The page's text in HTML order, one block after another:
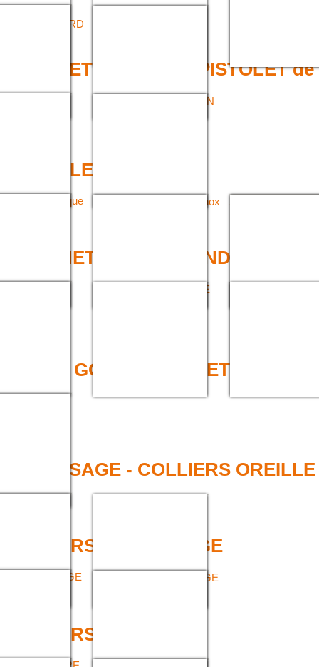
RACCORD
PISTOLET LAVAGE et PISTOLET
CANNES D’ASPIRATION
ENROULEUR
automatique
Enrouleur automatique Inox
MANCHETTE POUR L’INDUSTRIE
A
MANCHETTES NITRILE
JOINTS GONFLABLES ET
ET
SERTISSAGE - COLLIERS OREILLE
COLLIERS OREILLE
COLLIERS DE SERRAGE
DE SERRAGE
COLLIERS DE SERRAGE
COLLIERS